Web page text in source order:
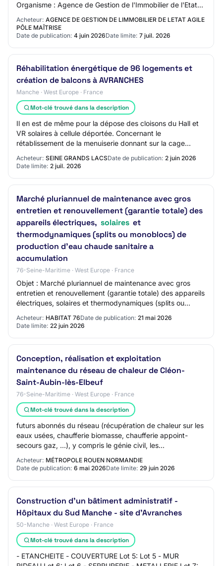
Organisme : Agence de Gestion de l'Immobilier de l'Etat
Acheteur: AGENCE DE GESTION DE LIMMOBILIER DE LETAT AGILE
PÔLE MAÎTRISE
Date de publication: 4 juin 2026Date limite: 7 juil. 2026
Réhabilitation énergétique de 96 logements et
création de balcons à AVRANCHES
Manche · West Europe · France
Mot-clé trouvé dans la description
Il en est de même pour la dépose des cloisons du Hall et
VR solaires à cellule déportée. Concernant le
rétablissement de la menuiserie donnant sur la cage
Acheteur: SEINE GRANDS LACSDate de publication: 2 juin 2026
Date limite: 2 juil. 2026
Marché pluriannuel de maintenance avec gros
entretien et renouvellement (garantie totale) des
appareils électriques, solaires et
thermodynamiques (splits ou monoblocs) de
production d'eau chaude sanitaire a
accumulation
76-Seine-Maritime · West Europe · France
Objet : Marché pluriannuel de maintenance avec gros
entretien et renouvellement (garantie totale) des appareils
électriques, solaires et thermodynamiques (splits ou
Acheteur: HABITAT 76Date de publication: 21 mai 2026
Date limite: 22 juin 2026
Conception, réalisation et exploitation
maintenance du réseau de chaleur de Cléon-
Saint-Aubin-lès-Elbeuf
76-Seine-Maritime · West Europe · France
Mot-clé trouvé dans la description
futurs abonnés du réseau (récupération de chaleur sur les
eaux usées, chaufferie biomasse, chaufferie appoint-
secours gaz, ...), y compris le génie civil, les
aménagements extérieurs et toutes sujéti…
Acheteur: MÉTROPOLE ROUEN NORMANDIE
Date de publication: 6 mai 2026Date limite: 29 juin 2026
Construction d'un bâtiment administratif -
Hôpitaux du Sud Manche - site d'Avranches
50-Manche · West Europe · France
Mot-clé trouvé dans la description
- ETANCHEITE - COUVERTURE Lot 5: Lot 5 - MUR